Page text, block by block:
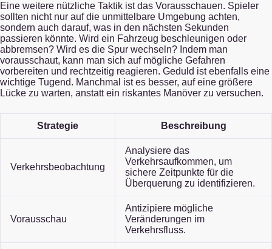
Eine weitere nützliche Taktik ist das Vorausschauen. Spieler
sollten nicht nur auf die unmittelbare Umgebung achten,
sondern auch darauf, was in den nächsten Sekunden
passieren könnte. Wird ein Fahrzeug beschleunigen oder
abbremsen? Wird es die Spur wechseln? Indem man
vorausschaut, kann man sich auf mögliche Gefahren
vorbereiten und rechtzeitig reagieren. Geduld ist ebenfalls eine
wichtige Tugend. Manchmal ist es besser, auf eine größere
Lücke zu warten, anstatt ein riskantes Manöver zu versuchen.
Strategie Beschreibung
Verkehrsbeobachtung
Analysiere das
Verkehrsaufkommen, um
sichere Zeitpunkte für die
Überquerung zu identifizieren.
Vorausschau
Antizipiere mögliche
Veränderungen im
Verkehrsfluss.